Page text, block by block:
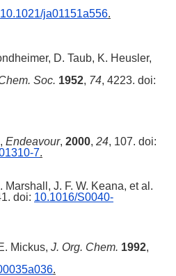
10.1021/ja01151a556.
D. Taub, K. Heusler,
Soc. 1952, 74, 4223. doi:
Endeavour, 2000, 24, 107. doi:
7.
Marshall, J. F. W. Keana, et al.
doi: 10.1016/S0040-
Mickus, J. Org. Chem. 1992,
.